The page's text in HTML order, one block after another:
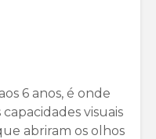
6 anos, é onde
visuais
abriram os olhos